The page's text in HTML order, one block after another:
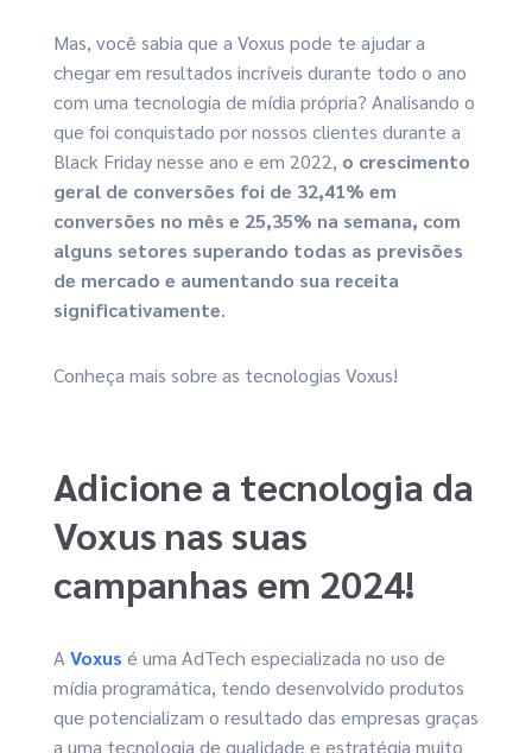
Mas, você sabia que a Voxus pode te ajudar a
chegar em resultados incríveis durante todo o ano
com uma tecnologia de mídia própria? Analisando o
que foi conquistado por nossos clientes durante a
Black Friday nesse ano e em 2022, o crescimento
geral de conversões foi de 32,41% em
conversões no mês e 25,35% na semana, com
alguns setores superando todas as previsões
de mercado e aumentando sua receita
significativamente.
Conheça mais sobre as tecnologias Voxus!
Adicione a tecnologia da
Voxus nas suas
campanhas em 2024!
A Voxus é uma AdTech especializada no uso de
mídia programática, tendo desenvolvido produtos
que potencializam o resultado das empresas graças
a uma tecnologia de qualidade e estratégia muito